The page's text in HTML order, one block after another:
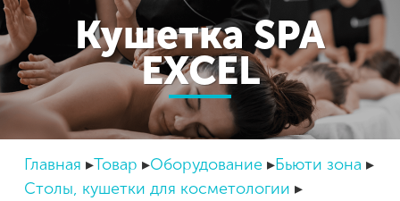
Кушетка SPA
EXCEL
Главная Товар Оборудование
Бьюти зона
Столы, кушетки для косметологии